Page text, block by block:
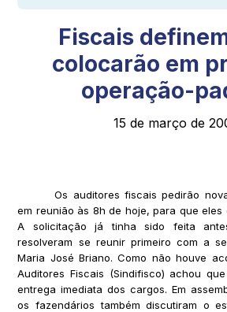
Fiscais
colocarão em
operação-
15 de março de
Os auditores fiscais pedirão
em reunião às 8h de hoje, para que eles
A solicitação já tinha sido feita
resolveram se reunir primeiro com a
Maria José Briano. Como não houve
Auditores Fiscais (Sindifisco) achou
entrega imediata dos cargos. Em
os fazendários também discutiram o